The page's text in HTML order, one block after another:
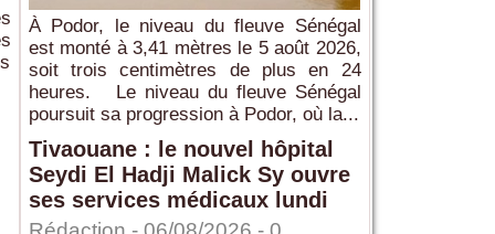
À Podor, le niveau du fleuve Sénégal
est monté à 3,41 mètres le 5 août 2026,
soit trois centimètres de plus en 24
heures. Le niveau du fleuve Sénégal
poursuit sa progression à Podor, où la...
Tivaouane : le nouvel hôpital
Seydi El Hadji Malick Sy ouvre
ses services médicaux lundi